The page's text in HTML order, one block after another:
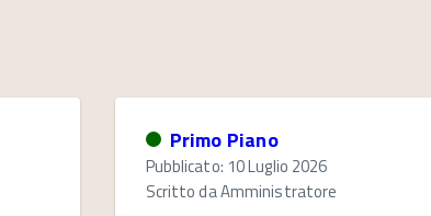
Primo Piano
Pubblicato: 10 Luglio 2026
Scritto daAmministratore